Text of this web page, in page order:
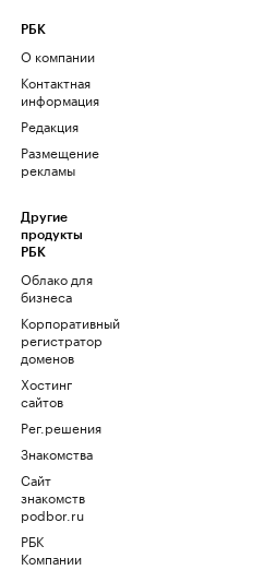
РБК
О компании
Контактная
информация
Редакция
Размещение
рекламы
Другие
продукты
РБК
Облако для
бизнеса
Корпоративный
регистратор
доменов
Хостинг
сайтов
Рег.решения
Знакомства
Сайт
знакомств
podbor.ru
РБК
Компании